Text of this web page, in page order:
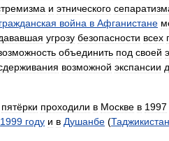
и этнического
гражданская война в Афганистане
угрозу безопасности всех
объединить под своей
возможной экспансии
пятёрки проходили в Москве в 1997
1999 году и в Душанбе (Таджикистан